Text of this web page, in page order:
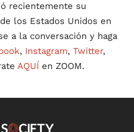
recientemente su
los Estados Unidos en
a la conversación y haga
, Instagram, Twitter,
AQUÍ en ZOOM.